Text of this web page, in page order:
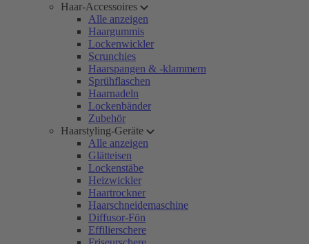
Haar-Accessoires
Alle anzeigen
Haargummis
Lockenwickler
Scrunchies
Haarspangen & -klammern
Sprühflaschen
Haarnadeln
Lockenbänder
Zubehör
Haarstyling-Geräte
Alle anzeigen
Glätteisen
Lockenstäbe
Heizwickler
Haartrockner
Haarschneidemaschine
Diffusor-Fön
Effilierschere